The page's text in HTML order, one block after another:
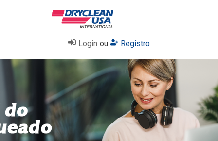
Login ou Registro